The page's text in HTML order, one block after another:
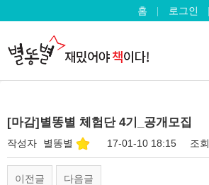
홈 로그인
[마감]별똥별 체험단 4기_공개모집
작성자 별똥별 17-01-10 18:15 조회
이전글 다음글